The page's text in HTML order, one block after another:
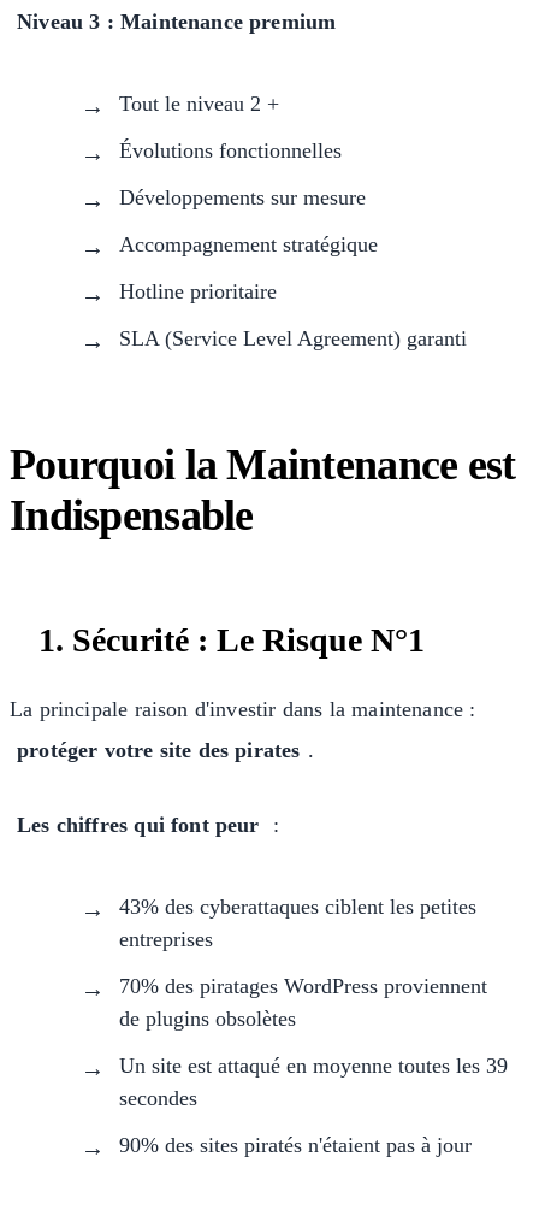
Niveau 3 : Maintenance premium
Tout le niveau 2 +
Évolutions fonctionnelles
Développements sur mesure
Accompagnement stratégique
Hotline prioritaire
SLA (Service Level Agreement) garanti
Pourquoi la Maintenance est
Indispensable
1. Sécurité : Le Risque N°1
La principale raison d'investir dans la maintenance :
protéger votre site des pirates .
Les chiffres qui font peur :
43% des cyberattaques ciblent les petites
entreprises
70% des piratages WordPress proviennent
de plugins obsolètes
Un site est attaqué en moyenne toutes les 39
secondes
90% des sites piratés n'étaient pas à jour